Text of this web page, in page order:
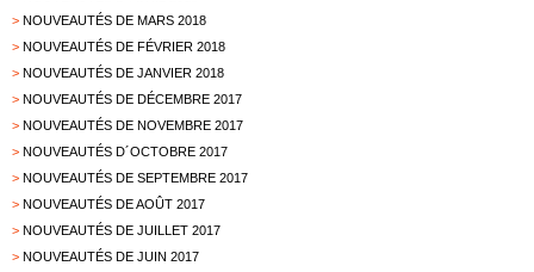
> NOUVEAUTÉS DE MARS 2018
> NOUVEAUTÉS DE FÉVRIER 2018
> NOUVEAUTÉS DE JANVIER 2018
> NOUVEAUTÉS DE DÉCEMBRE 2017
> NOUVEAUTÉS DE NOVEMBRE 2017
> NOUVEAUTÉS D´OCTOBRE 2017
> NOUVEAUTÉS DE SEPTEMBRE 2017
> NOUVEAUTÉS DE AOÛT 2017
> NOUVEAUTÉS DE JUILLET 2017
> NOUVEAUTÉS DE JUIN 2017